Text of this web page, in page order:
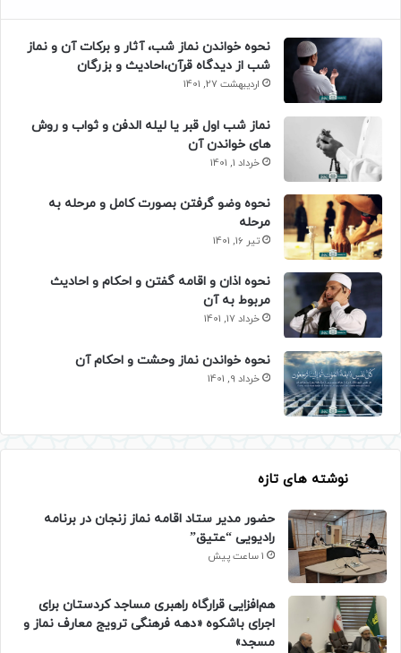
نحوه خواندن نماز شب، آثار و برکات آن و نماز
شب از دیدگاه قرآن،احادیث و بزرگان
اردیبهشت 27, 1401
نماز شب اول قبر یا لیله الدفن و ثواب و روش
های خواندن آن
خرداد 1, 1401
نحوه وضو گرفتن بصورت کامل و مرحله به
مرحله
تیر 16, 1401
نحوه اذان و اقامه گفتن و احکام و احادیث
مربوط به آن
خرداد 17, 1401
نحوه خواندن نماز وحشت و احکام آن
خرداد 9, 1401
نوشته های تازه
حضور مدیر ستاد اقامه نماز زنجان در برنامه
رادیویی “عتیق”
1 ساعت پیش
هم‌افزایی قرارگاه راهبری مساجد کردستان برای
اجرای باشکوه «دهه فرهنگی ترویج معارف نماز و
مسجد»